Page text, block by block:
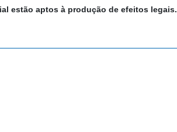
estão aptos à produção de efeitos legais.